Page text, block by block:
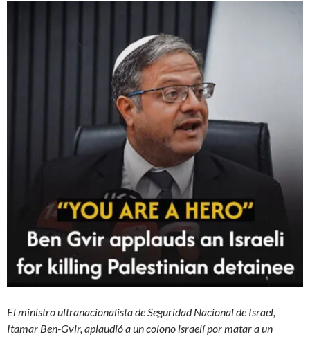
El ministro ultranacionalista de Seguridad Nacional de Israel,
Itamar Ben-Gvir, aplaudió a un colono israelí por matar a un